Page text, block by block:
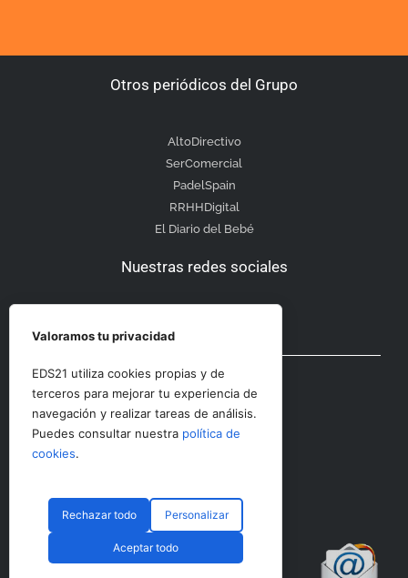
Otros periódicos del Grupo
AltoDirectivo
SerComercial
PadelSpain
RRHHDigital
El Diario del Bebé
Nuestras redes sociales
Otras secciones
Contacto
© CopyRight 2023 RRHHDigital
Valoramos tu privacidad
EDS21 utiliza cookies propias y de
terceros para mejorar tu experiencia de
navegación y realizar tareas de análisis.
Puedes consultar nuestra política de
cookies.
Rechazar todo Personalizar
Aceptar todo